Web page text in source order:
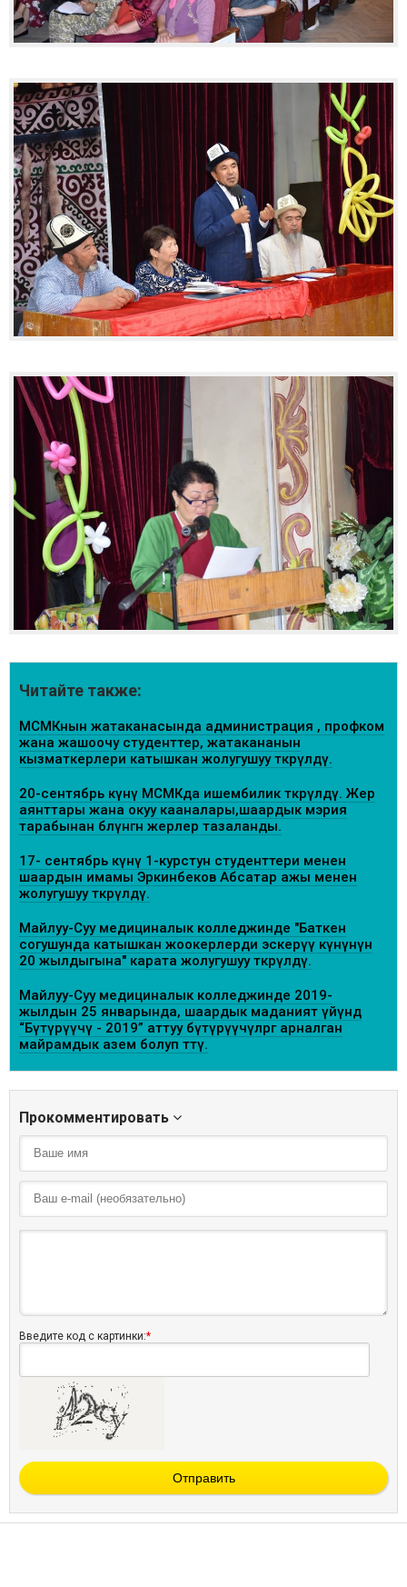
Читайте также:
МСМКнын жатаканасында администрация , профком
жана жашоочу студенттер, жатакананын
кызматкерлери катышкан жолугушуу өткөрүлдү.
20-сентябрь күнү МСМКда ишембилик өткөрүлдү. Жер
аянттары жана окуу кааналары,шаардык мэрия
тарабынан бөлүнгөн жерлер тазаланды.
17- сентябрь күнү 1-курстун студенттери менен
шаардын имамы Эркинбеков Абсатар ажы менен
жолугушуу өткөрүлдү.
Майлуу-Суу медициналык колледжинде "Баткен
согушунда катышкан жоокерлерди эскерүү күнүнүн
20 жылдыгына" карата жолугушуу өткөрүлдү.
Майлуу-Суу медициналык колледжинде 2019-
жылдын 25 январында, шаардык маданият үйүндө
“Бүтүрүүчү - 2019” аттуу бүтүрүүчүлөргө арналган
майрамдык азем болуп өттү.
Прокомментировать
Введите код с картинки:*
Отправить